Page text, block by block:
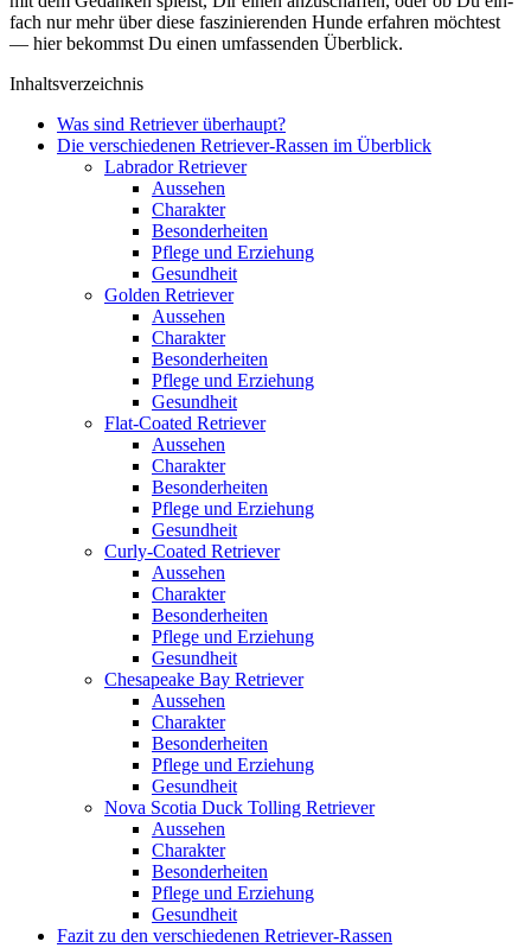
fach nur mehr über die­se fas­zi­nie­ren­den Hun­de erfah­ren möch­test
— hier bekommst Du einen umfas­sen­den Über­blick.
Inhalts­ver­zeich­nis
Was sind Retrie­ver über­haupt?
Die ver­schie­de­nen Retrie­ver-Ras­sen im Über­blick
Labra­dor Retrie­ver
Aus­se­hen
Cha­rak­ter
Beson­der­hei­ten
Pfle­ge und Erzie­hung
Gesund­heit
Gol­den Retrie­ver
Aus­se­hen
Cha­rak­ter
Beson­der­hei­ten
Pfle­ge und Erzie­hung
Gesund­heit
Flat-Coa­ted Retrie­ver
Aus­se­hen
Cha­rak­ter
Beson­der­hei­ten
Pfle­ge und Erzie­hung
Gesund­heit
Cur­ly-Coa­ted Retrie­ver
Aus­se­hen
Cha­rak­ter
Beson­der­hei­ten
Pfle­ge und Erzie­hung
Gesund­heit
Che­s­apea­ke Bay Retrie­ver
Aus­se­hen
Cha­rak­ter
Beson­der­hei­ten
Pfle­ge und Erzie­hung
Gesund­heit
Nova Sco­tia Duck Tol­ling Retrie­ver
Aus­se­hen
Cha­rak­ter
Beson­der­hei­ten
Pfle­ge und Erzie­hung
Gesund­heit
Fazit zu den ver­schie­de­nen Retrie­ver-Ras­sen